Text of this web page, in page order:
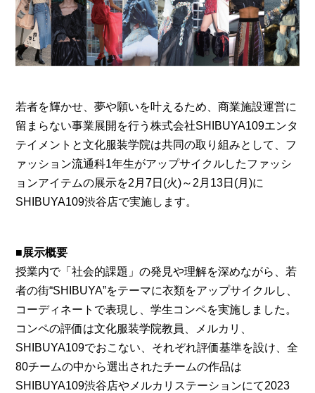
若者を輝かせ、夢や願いを叶えるため、商業施設運営に
留まらない事業展開を行う株式会社SHIBUYA109エンタ
テイメントと文化服装学院は共同の取り組みとして、フ
ァッション流通科1年生がアップサイクルしたファッシ
ョンアイテムの展示を2月7日(火)～2月13日(月)に
SHIBUYA109渋谷店で実施します。
■展示概要
授業内で「社会的課題」の発見や理解を深めながら、若
者の街“SHIBUYA”をテーマに衣類をアップサイクルし、
コーディネートで表現し、学生コンペを実施しました。
コンペの評価は文化服装学院教員、メルカリ、
SHIBUYA109でおこない、それぞれ評価基準を設け、全
80チームの中から選出されたチームの作品は
SHIBUYA109渋谷店やメルカリステーションにて2023